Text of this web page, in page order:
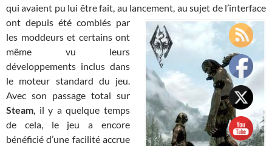
qui avaient pu lui être fait, au lancement, ausujet de l’interface
ont depuis été comblés par
les moddeurs et certains ont
même vu leurs
développements inclus dans
le moteur standard du jeu.
Avec son passage total sur
Steam, il y a quelque temps
de cela, le jeu a encore
bénéficié d’une facilité accrue